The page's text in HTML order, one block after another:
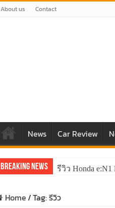
About us Contact
News Car Review
Breaking News รีวิว Honda
Home/Tag:รีวิว